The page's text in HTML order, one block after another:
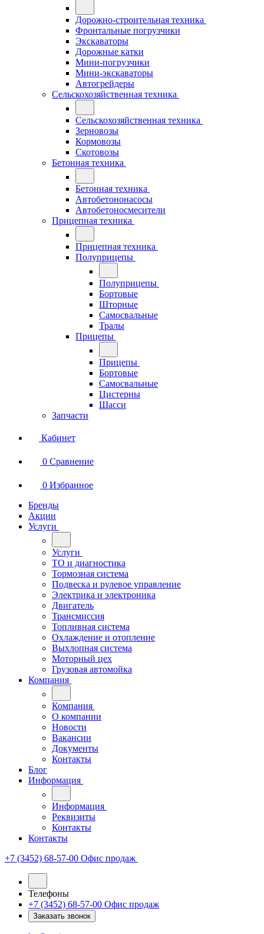
Дорожно-строительная техника
Фронтальные погрузчики
Экскаваторы
Дорожные катки
Мини-погрузчики
Мини-экскаваторы
Автогрейдеры
Сельскохозяйственная техника
Сельскохозяйственная техника
Зерновозы
Кормовозы
Скотовозы
Бетонная техника
Бетонная техника
Автобетононасосы
Автобетоносмесители
Прицепная техника
Прицепная техника
Полуприцепы
Полуприцепы
Бортовые
Шторные
Самосвальные
Тралы
Прицепы
Прицепы
Бортовые
Самосвальные
Цистерны
Шасси
Запчасти
Кабинет
0 Сравнение
0 Избранное
Бренды
Акции
Услуги
Услуги
ТО и диагностика
Тормозная система
Подвеска и рулевое управление
Электрика и электроника
Двигатель
Трансмиссия
Топливная система
Охлаждение и отопление
Выхлопная система
Моторный цех
Грузовая автомойка
Компания
Компания
О компании
Новости
Вакансии
Документы
Контакты
Блог
Информация
Информация
Реквизиты
Контакты
Контакты
+7 (3452) 68-57-00 Офис продаж
Телефоны
+7 (3452) 68-57-00 Офис продаж
Заказать звонок